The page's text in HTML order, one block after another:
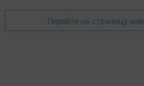
Перейти на страницу